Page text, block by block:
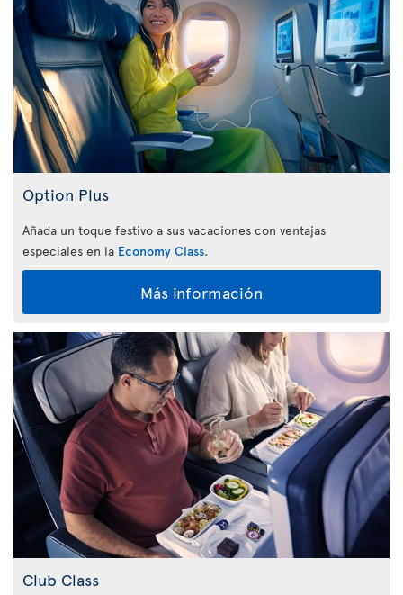
Option Plus
Añada un toque festivo a sus vacaciones con ventajas
especiales en la Economy Class.
Más información
Club Class